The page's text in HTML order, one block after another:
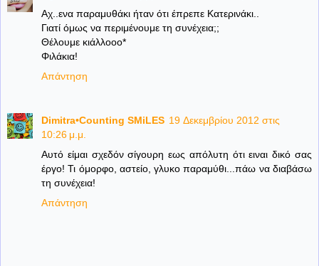
Aχ..ενα παραμυθάκι ήταν ότι έπρεπε Κατερινάκι..
Γιατί όμως να περιμένουμε τη συνέχεια;;
Θέλουμε κιάλλοοο*
Φιλάκια!
Απάντηση
Dimitra•Counting SΜiLES 19 Δεκεμβρίου 2012 στις
10:26 μ.μ.
Αυτό είμαι σχεδόν σίγουρη εως απόλυτη ότι ειναι δικό σας
έργο! Τι όμορφο, αστείο, γλυκο παραμύθι...πάω να διαβάσω
τη συνέχεια!
Απάντηση